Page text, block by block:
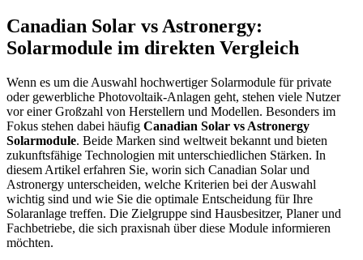
Canadian Solar vs Astronergy:
Solarmodule im direkten Vergleich
Wenn es um die Auswahl hochwertiger Solarmodule für private
oder gewerbliche Photovoltaik-Anlagen geht, stehen viele Nutzer
vor einer Großzahl von Herstellern und Modellen. Besonders im
Fokus stehen dabei häufig Canadian Solar vs Astronergy
Solarmodule. Beide Marken sind weltweit bekannt und bieten
zukunftsfähige Technologien mit unterschiedlichen Stärken. In
diesem Artikel erfahren Sie, worin sich Canadian Solar und
Astronergy unterscheiden, welche Kriterien bei der Auswahl
wichtig sind und wie Sie die optimale Entscheidung für Ihre
Solaranlage treffen. Die Zielgruppe sind Hausbesitzer, Planer und
Fachbetriebe, die sich praxisnah über diese Module informieren
möchten.